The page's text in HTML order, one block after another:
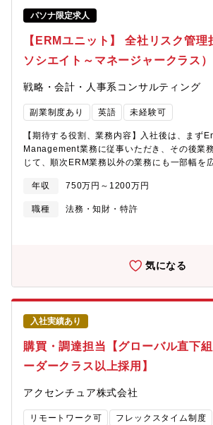
融業、保険業など）■リカーリングビジネスに
客行動を活用した顧客接点のデータ駆動型改革
メ、電力など）■過去の研究開発データを活
のデータ駆動型改革（医療・製薬業・消費財
を用いた新規ビジネス・サービスの構築、プロ
がら、様々な業界の顧客体験や業務プロセス変
ションです。■データ分析だけでなく、ビジネ
貫で支援するため、ご自身の業務が社会や生
ス・エンジニアリングの三位一体で成長でき
ップクラスのデータサイエンティスト集団か
を吸収でき、データ＆AI人材としての成長機
す。【所属本部（ソング本部）】ソング本部
織です。
パソナ限定求人
【ERMユニット】 全社リスク管理
ソシエイト～マネージャークラス）
戦略・会計・人事系コンサルティング
副業制度あり 英語 未経験可
【期待する役割、業務内容】入社後は、まず
Management業務に従事いただき、その後業
じて、順次ERM業務以外の業務にも一部幅を
枠組みの企画・運営・各部門におけるリスク
統合的な把握・評価、経営層の意思決定に資
供・ERMに基づくリスク管理体制の整備及び
全体において最適且つ適切なERMの構築＆推
「守り」だけでなく「攻め」を支えるERM高
括、運用整備及び維持・プロジェクト内の情
体のAI利活用に関するガバナンスの施策検討
行支援・事業継続計画の立案、体制整備及び実
与信管理・信用調査の実施及び与信管理業務
角化に伴い、グループ全体のリスクが多様化且
クマネジメント（エンタープライズリスクマ
年収 750万円～1200万円
職種
法務・知財・特許
気になる
入社実績あり
購買・調達担当【グローバル直下組
ーダークラス以上採用】
アクセンチュア株式会社
リモートワーク可 フレックスタイム制度